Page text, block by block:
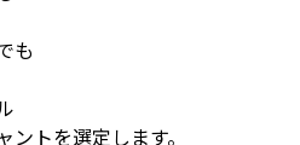
も
トを選定します。